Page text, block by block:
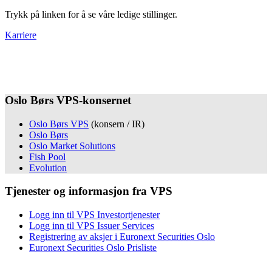
Trykk på linken for å se våre ledige stillinger.
Karriere
Oslo Børs VPS-konsernet
Oslo Børs VPS (konsern / IR)
Oslo Børs
Oslo Market Solutions
Fish Pool
Evolution
Tjenester og informasjon fra VPS
Logg inn til VPS Investortjenester
Logg inn til VPS Issuer Services
Registrering av aksjer i Euronext Securities Oslo
Euronext Securities Oslo Prisliste